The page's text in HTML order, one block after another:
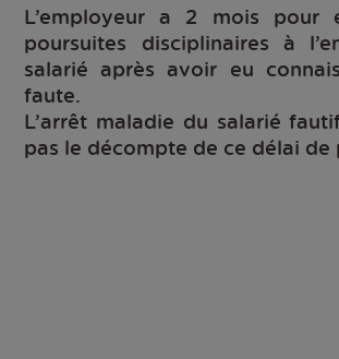
L’employeur a 2 mois pour
poursuites disciplinaires à
salarié après avoir eu
faute.
L’arrêt maladie du salarié
pas le décompte de ce délai de